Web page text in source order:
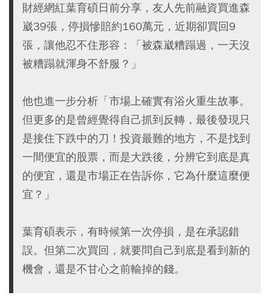
財經網紅葉育碩日前分享，友人先前融資買進森
崴39張，停損慘賠約160萬元，近期卻買回9
張，讓他忍不住形容：「被森崴糟蹋過，一天沒
被糟蹋就渾身不舒服？」
他也進一步分析「市場上確實有浴火重生故事。
但更多的是曾經覺得自己抓到反轉，最後發現只
是接住下跌中的刀！投資最難的地方，不是找到
一間便宜的股票，而是大跌後，分辨它到底是真
的便宜，還是市場正在告訴你，它為什麼這麼便
宜？」
葉育碩表示，有時候第一次停損，是在承認錯
誤。但第二次買回，就要問自己到底是看到新的
機會，還是不甘心之前輸掉的錢。